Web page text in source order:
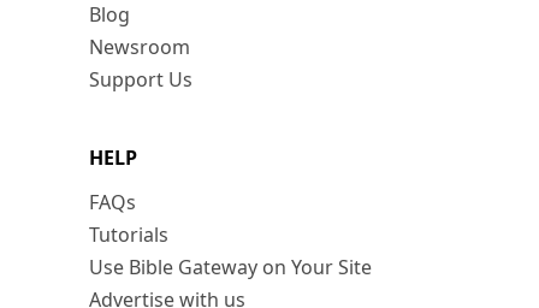
Blog
Newsroom
Support Us
HELP
FAQs
Tutorials
Use Bible Gateway on Your Site
Advertise with us